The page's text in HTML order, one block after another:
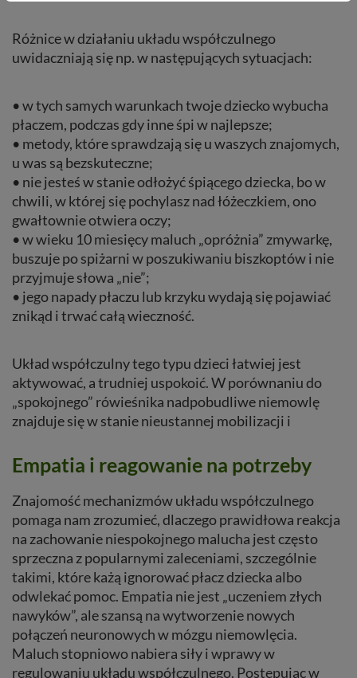
Różnice w działaniu układu współczulnego
uwidaczniają się np. w następujących sytuacjach:
• w tych samych warunkach twoje dziecko wybucha
płaczem, podczas gdy inne śpi w najlepsze;
• metody, które sprawdzają się u waszych znajomych,
u was są bezskuteczne;
• nie jesteś w stanie odłożyć śpiącego dziecka, bo w
chwili, w której się pochylasz nad łóżeczkiem, ono
gwałtownie otwiera oczy;
• w wieku 10 miesięcy maluch „opróżnia” zmywarkę,
buszuje po spiżarni w poszukiwaniu biszkoptów i nie
przyjmuje słowa „nie”;
• jego napady płaczu lub krzyku wydają się pojawiać
znikąd i trwać całą wieczność.
Układ współczulny tego typu dzieci łatwiej jest
aktywować, a trudniej uspokoić. W porównaniu do
„spokojnego” rówieśnika nadpobudliwe niemowlę
znajduje się w stanie nieustannej mobilizacji i
Empatia i reagowanie na potrzeby
Znajomość mechanizmów układu współczulnego
pomaga nam zrozumieć, dlaczego prawidłowa reakcja
na zachowanie niespokojnego malucha jest często
sprzeczna z popularnymi zaleceniami, szczególnie
takimi, które każą ignorować płacz dziecka albo
odwlekać pomoc. Empatia nie jest „uczeniem złych
nawyków”, ale szansą na wytworzenie nowych
połączeń neuronowych w mózgu niemowlęcia.
Maluch stopniowo nabiera siły i wprawy w
regulowaniu układu współczulnego. Postępując w